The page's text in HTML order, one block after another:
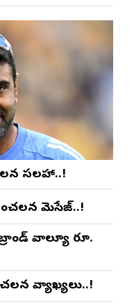
సలహా..!
మెసేజ్..!
వాల్యూ రూ.
వ్యాఖ్యలు..!